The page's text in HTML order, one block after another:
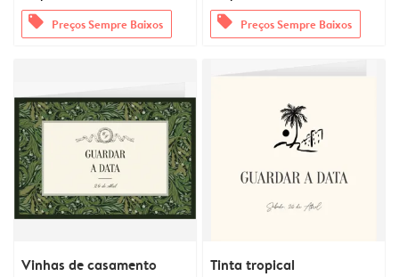
offers Preços Sempre Baixos offers Preços Sempre Baixos
Vinhas de casamento Tinta tropical